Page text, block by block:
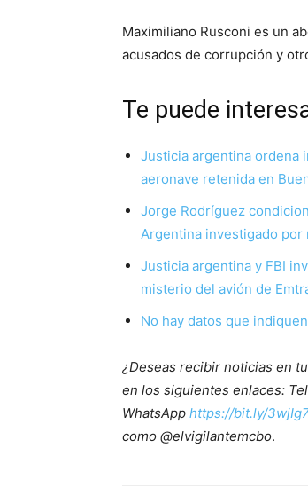
Maximiliano Rusconi es un
acusados de corrupción y
Te puede
Justicia argentina ordena
aeronave retenida en
Jorge Rodríguez
Argentina investigado
Justicia argentina y FBI
misterio del avión de
No hay datos que
¿Deseas recibir noticias en
en los siguientes enlaces:
WhatsApp https://bit.ly/
como @elvigilantemcbo.